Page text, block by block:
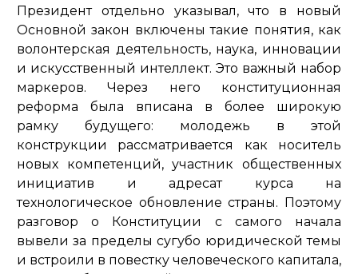
Президент отдельно указывал, что в новый
Основной закон включены такие понятия, как
волонтерская деятельность, наука, инновации
и искусственный интеллект. Это важный набор
маркеров. Через него конституционная
реформа была вписана в более широкую
рамку будущего: молодежь в этой
конструкции рассматривается как носитель
новых компетенций, участник общественных
инициатив и адресат курса на
технологическое обновление страны. Поэтому
разговор о Конституции с самого начала
вывели за пределы сугубо юридической темы
и встроили в повестку человеческого капитала,